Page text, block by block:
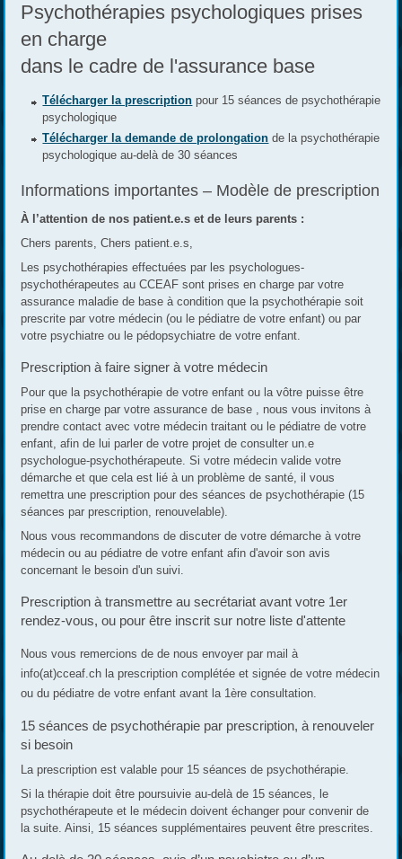
Psychothérapies psychologiques prises
en charge
dans le cadre de l'assurance base
Télécharger la prescription pour 15 séances de psychothérapie
psychologique
Télécharger la demande de prolongation de la psychothérapie
psychologique au-delà de 30 séances
Informations importantes – Modèle de prescription
À l’attention de nos patient.e.s et de leurs parents :
Chers parents, Chers patient.e.s,
Les psychothérapies effectuées par les psychologues-
psychothérapeutes au CCEAF sont prises en charge par votre
assurance maladie de base à condition que la psychothérapie soit
prescrite par votre médecin (ou le pédiatre de votre enfant) ou par
votre psychiatre ou le pédopsychiatre de votre enfant.
Prescription à faire signer à votre médecin
Pour que la psychothérapie de votre enfant ou la vôtre puisse être
prise en charge par votre assurance de base , nous vous invitons à
prendre contact avec votre médecin traitant ou le pédiatre de votre
enfant, afin de lui parler de votre projet de consulter un.e
psychologue-psychothérapeute. Si votre médecin valide votre
démarche et que cela est lié à un problème de santé, il vous
remettra une prescription pour des séances de psychothérapie (15
séances par prescription, renouvelable).
Nous vous recommandons de discuter de votre démarche à votre
médecin ou au pédiatre de votre enfant afin d'avoir son avis
concernant le besoin d'un suivi.
Prescription à transmettre au secrétariat avant votre 1er
rendez-vous, ou pour être inscrit sur notre liste d'attente
Nous vous remercions de de nous envoyer par mail à
info(at)cceaf.ch la prescription complétée et signée de votre médecin
ou du pédiatre de votre enfant avant la 1ère consultation.
15 séances de psychothérapie par prescription, à renouveler
si besoin
La prescription est valable pour 15 séances de psychothérapie.
Si la thérapie doit être poursuivie au-delà de 15 séances, le
psychothérapeute et le médecin doivent échanger pour convenir de
la suite. Ainsi, 15 séances supplémentaires peuvent être prescrites.